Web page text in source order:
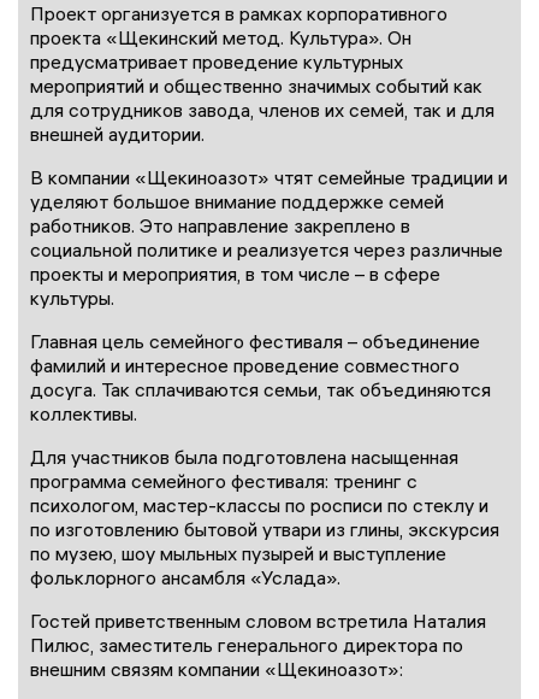
Проект организуется в рамках корпоративного
проекта «Щекинский метод. Культура». Он
предусматривает проведение культурных
мероприятий и общественно значимых событий как
для сотрудников завода, членов их семей, так и для
внешней аудитории.
В компании «Щекиноазот» чтят семейные традиции и
уделяют большое внимание поддержке семей
работников. Это направление закреплено в
социальной политике и реализуется через различные
проекты и мероприятия, в том числе – в сфере
культуры.
Главная цель семейного фестиваля – объединение
фамилий и интересное проведение совместного
досуга. Так сплачиваются семьи, так объединяются
коллективы.
Для участников была подготовлена насыщенная
программа семейного фестиваля: тренинг с
психологом, мастер-классы по росписи по стеклу и
по изготовлению бытовой утвари из глины, экскурсия
по музею, шоу мыльных пузырей и выступление
фольклорного ансамбля «Услада».
Гостей приветственным словом встретила Наталия
Пилюс, заместитель генерального директора по
внешним связям компании «Щекиноазот»: